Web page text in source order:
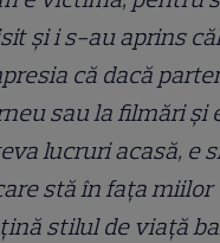
și i s-au aprins
că dacă
sau la filmări și
lucruri acasă, e
stă în fața miilor
stilul de viață